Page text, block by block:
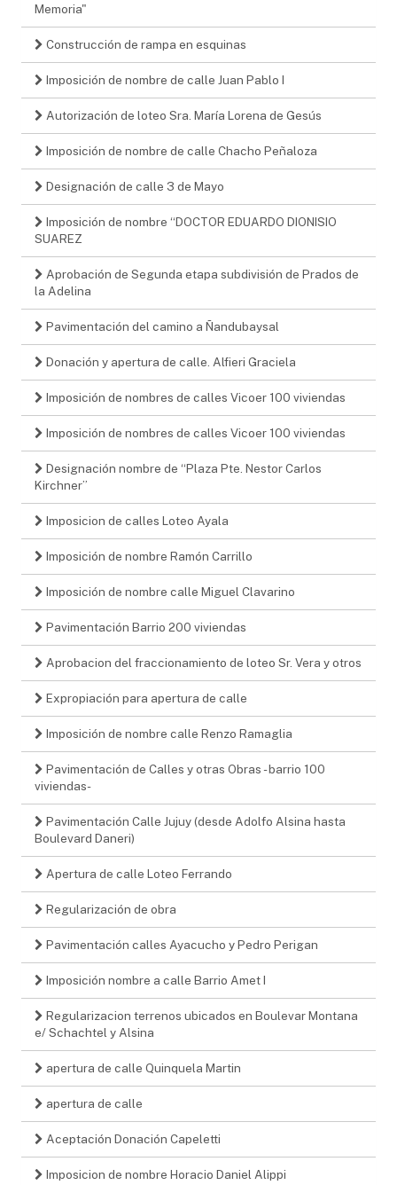
Memoria"
Construcción de rampa en esquinas
Imposición de nombre de calle Juan Pablo I
Autorización de loteo Sra. María Lorena de Gesús
Imposición de nombre de calle Chacho Peñaloza
Designación de calle 3 de Mayo
Imposición de nombre “DOCTOR EDUARDO DIONISIO
SUAREZ
Aprobación de Segunda etapa subdivisión de Prados de
la Adelina
Pavimentación del camino a Ñandubaysal
Donación y apertura de calle. Alfieri Graciela
Imposición de nombres de calles Vicoer 100 viviendas
Imposición de nombres de calles Vicoer 100 viviendas
Designación nombre de “Plaza Pte. Nestor Carlos
Kirchner”
Imposicion de calles Loteo Ayala
Imposición de nombre Ramón Carrillo
Imposición de nombre calle Miguel Clavarino
Pavimentación Barrio 200 viviendas
Aprobacion del fraccionamiento de loteo Sr. Vera y otros
Expropiación para apertura de calle
Imposición de nombre calle Renzo Ramaglia
Pavimentación de Calles y otras Obras - barrio 100
viviendas-
Pavimentación Calle Jujuy (desde Adolfo Alsina hasta
Boulevard Daneri)
Apertura de calle Loteo Ferrando
Regularización de obra
Pavimentación calles Ayacucho y Pedro Perigan
Imposición nombre a calle Barrio Amet I
Regularizacion terrenos ubicados en Boulevar Montana
e/ Schachtel y Alsina
apertura de calle Quinquela Martin
apertura de calle
Aceptación Donación Capeletti
Imposicion de nombre Horacio Daniel Alippi